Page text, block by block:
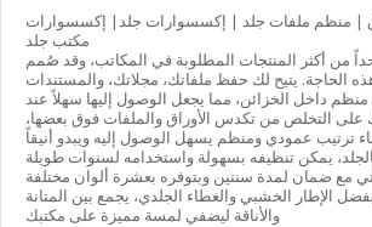
| منظم ملفات جلد | إكسسوارات جلد| إكسسوارات
مكتب جلد
من أكثر المنتجات المطلوبة في المكاتب، وقد صُمم
الحاجة. يتيح لك حفظ ملفاتك، مجلاتك، والمستندات
داخل الخزائن، مما يجعل الوصول إليها سهلاً عند
على التخلص من تكدس الأوراق والملفات فوق بعضها،
يمكن تنظيفه بسهولة واستخدامه لسنوات طويلة
مع ضمان لمدة سنتين وبتوفره بعشرة ألوان مختلفة
الإطار الخشبي والغطاء الجلدي، يجمع بين المتانة
والأناقة ليضفي لمسة مميزة على مكتبك